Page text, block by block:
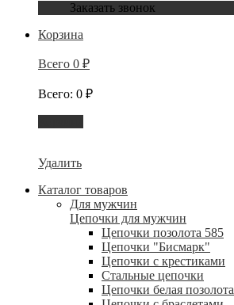
Заказать звонок
Корзина
Всего 0 ₽
Всего: 0 ₽
Удалить
Каталог товаров
Для мужчин
Цепочки для мужчин
Цепочки позолота 585
Цепочки "Бисмарк"
Цепочки с крестиками
Стальные цепочки
Цепочки белая позолота